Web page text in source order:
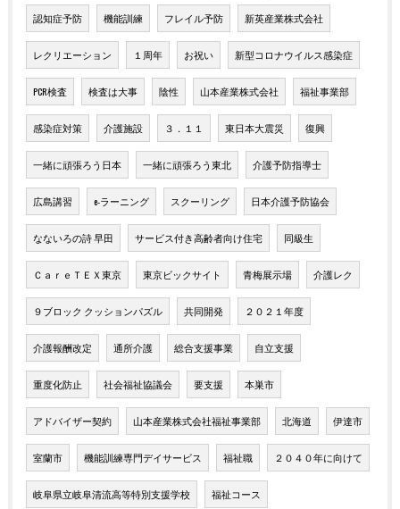
認知症予防 機能訓練 フレイル予防 新英産業株式会社
レクリエーション １周年 お祝い 新型コロナウイルス感染症
PCR検査 検査は大事 陰性 山本産業株式会社 福祉事業部
感染症対策 介護施設 ３．１１ 東日本大震災 復興
一緒に頑張ろう日本 一緒に頑張ろう東北 介護予防指導士
広島講習 e-ラーニング スクーリング 日本介護予防協会
なないろの詩 早田 サービス付き高齢者向け住宅 同級生
ＣａｒｅＴＥＸ東京 東京ビックサイト 青梅展示場 介護レク
９ブロック クッションパズル 共同開発 ２０２１年度
介護報酬改定 通所介護 総合支援事業 自立支援
重度化防止 社会福祉協議会 要支援 本巣市
アドバイザー契約 山本産業株式会社福祉事業部 北海道 伊達市
室蘭市 機能訓練専門デイサービス 福祉職 ２０４０年に向けて
岐阜県立岐阜清流高等特別支援学校 福祉コース